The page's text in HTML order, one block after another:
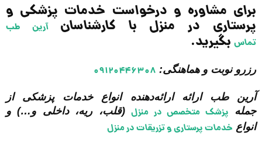
برای مشاوره و درخواست خدمات پزشکی و
پرستاری در منزل با کارشناسانآرین طب
تماسبگیرید.
رزرو نوبت و هماهنگی: ۰۹۱۲۰۴۴۶۳۰۸
آرین طب ارائه ارائه‌دهنده انواع خدمات پزشکی از
جمله پزشک متخصص در منزل(قلب، ریه، داخلی و…) و
انواع خدمات پرستاری و تزریقات در منزل